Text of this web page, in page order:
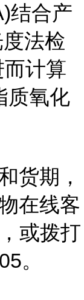
结合产
法检
计算
质氧化
货期，
在线客
或拨打
。